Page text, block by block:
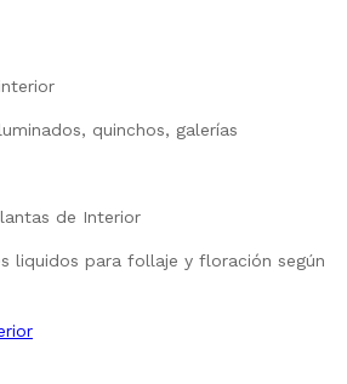
quinchos, galerías
de Interior
liquidos para follaje y floración según